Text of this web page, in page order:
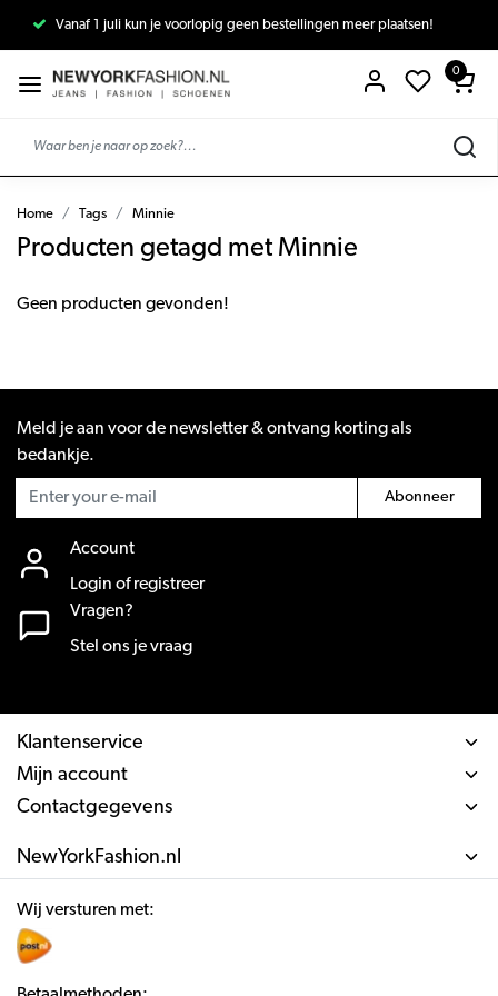
Vanaf 1 juli kun je voorlopig geen bestellingen meer plaatsen!
0
Home Tags Minnie
Producten getagd met Minnie
Geen producten gevonden!
Meld je aan voor de newsletter & ontvang korting als
bedankje.
Abonneer
Account
Login of registreer
Vragen?
Stel ons je vraag
Klantenservice
Mijn account
Contactgegevens
NewYorkFashion.nl
Wij versturen met: